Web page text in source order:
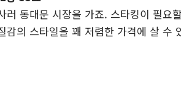
동대문 시장을 가죠. 스타킹이 필요
의 스타일을 꽤 저렴한 가격에 살 수